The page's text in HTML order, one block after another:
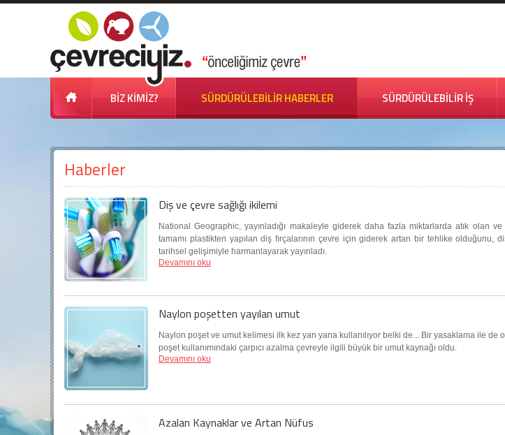
BİZ KİMİZ? SÜRDÜRÜLEBİLİR HABERLER SÜRDÜRÜLEBİLİR İŞ
Haberler
Diş ve çevre sağlığı ikilemi
National Geographic, yayınladığı makaleyle giderek daha fazla miktarlarda atık olan ve
tamamı plastikten yapılan diş fırçalarının çevre için giderek artan bir tehlike olduğunu, diş
tarihsel gelişimiyle harmanlayarak yayınladı.
Devamını oku
Naylon poşetten yayılan umut
Naylon poşet ve umut kelimesi ilk kez yan yana kullanılıyor belki de... Bir yasaklama ile de
poşet kullanımındaki çarpıcı azalma çevreyle ilgili büyük bir umut kaynağı oldu.
Devamını oku
Azalan Kaynaklar ve Artan Nüfus